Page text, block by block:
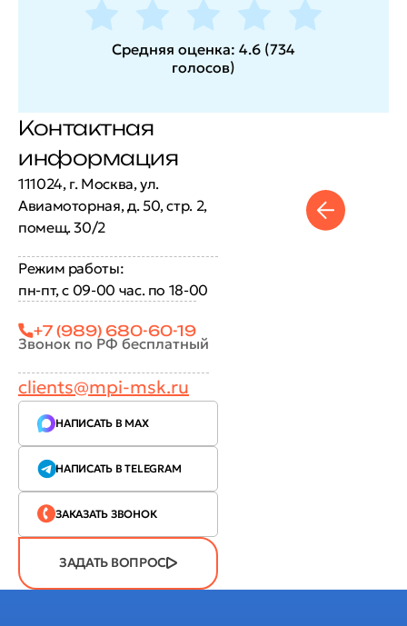
Средняя оценка: 4.6 (734
голосов)
Контактная
информация
111024, г. Москва, ул.
Авиамоторная, д. 50, стр. 2,
помещ. 30/2
Режим работы:
пн-пт, с 09-00 час. по 18-00
+7 (989) 680-60-19
Звонок по РФ бесплатный
clients@mpi-msk.ru
НАПИСАТЬ В MAX
НАПИСАТЬ В TELEGRAM
ЗАКАЗАТЬ ЗВОНОК
ЗАДАТЬ ВОПРОС